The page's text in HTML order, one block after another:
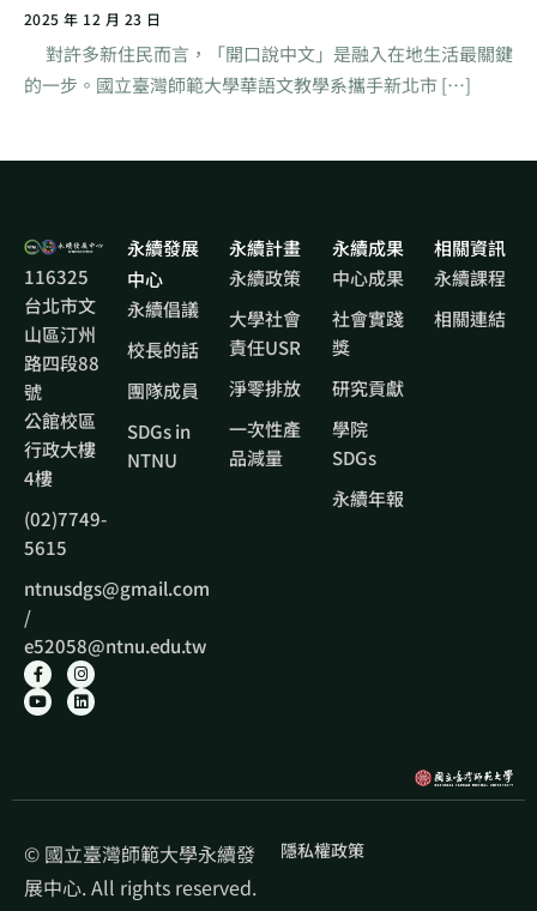
2025 年 12 月 23 日
對許多新住民而言，「開口說中文」是融入在地生活最關鍵
的一步。國立臺灣師範大學華語文教學系攜手新北市 […]
116325
台北市文
山區汀州
路四段88
號
公館校區
行政大樓
4樓
(02)7749-
5615
ntnusdgs@gmail.com
/
e52058@ntnu.edu.tw
永續發展
中心
永續倡議
校長的話
團隊成員
SDGs in
NTNU
永續計畫
永續政策
大學社會
責任USR
淨零排放
一次性產
品減量
永續成果
中心成果
社會實踐
獎
研究貢獻
學院
SDGs
永續年報
相關資訊
永續課程
相關連結
© 國立臺灣師範大學永續發
展中心. All rights reserved.
隱私權政策